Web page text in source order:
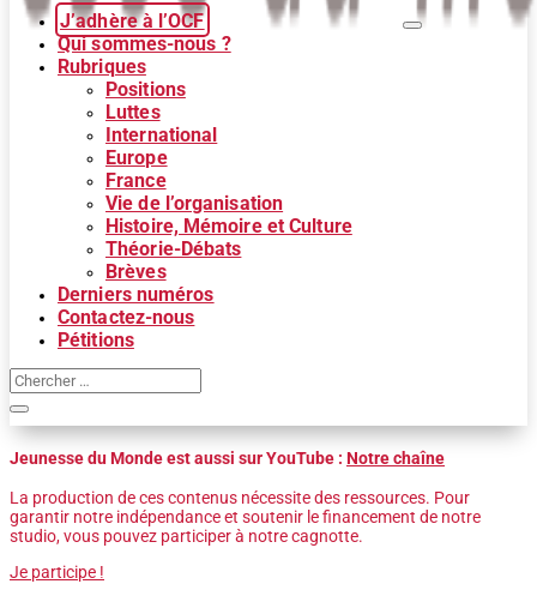
J’adhère à l’OCF
Qui sommes-nous ?
Rubriques
Positions
Luttes
International
Europe
France
Vie de l’organisation
Histoire, Mémoire et Culture
Théorie-Débats
Brèves
Derniers numéros
Contactez-nous
Pétitions
Jeunesse du Monde est aussi sur YouTube : Notre chaîne
La production de ces contenus nécessite des ressources. Pour
garantir notre indépendance et soutenir le financement de notre
studio, vous pouvez participer à notre cagnotte.
Je participe !